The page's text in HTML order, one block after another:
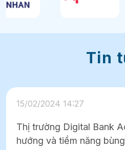
Tin
15/02/2024 14:27
Thị trường Digital Bank
hướng và tiềm năng